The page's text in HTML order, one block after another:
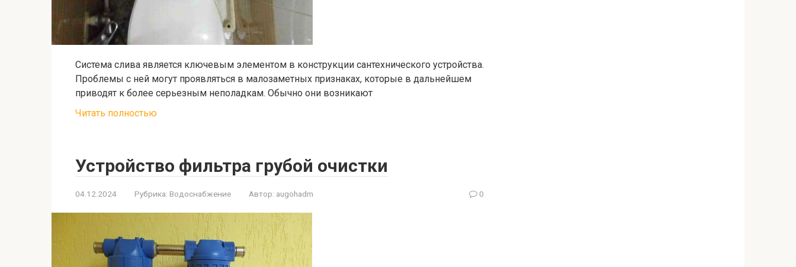
Система слива является ключевым элементом в конструкции сантехнического устройства.
Проблемы с ней могут проявляться в малозаметных признаках, которые в дальнейшем
приводят к более серьезным неполадкам. Обычно они возникают
Читать полностью
Устройство фильтра грубой очистки
04.12.2024 Рубрика: Водоснабжение Автор: augohadm 0